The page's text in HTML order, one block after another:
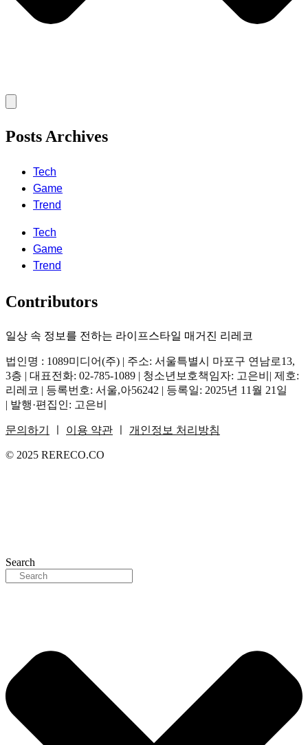
Posts Archives
Tech
Game
Trend
Tech
Game
Trend
Contributors
일상 속 정보를 전하는 라이프스타일 매거진 리레코
법인명 : 1089미디어(주) | 주소: 서울특별시 마포구 연남로13,
3층 | 대표전화: 02-785-1089 | 청소년보호책임자: 고은비| 제호:
리레코 | 등록번호: 서울,아56242 | 등록일: 2025년 11월 21일
| 발행·편집인: 고은비
문의하기 이용 약관 개인정보 처리방침
© 2025 RERECO.CO
Search